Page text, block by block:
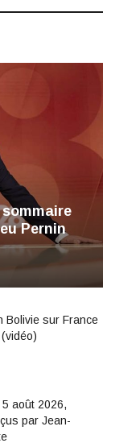
Pernin
Bolivie sur France
août 2026,
par Jean-